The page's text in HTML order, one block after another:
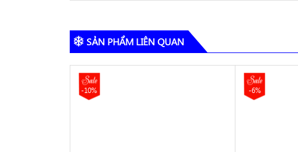
SẢN PHẨM LIÊN QUAN
-10% -6%